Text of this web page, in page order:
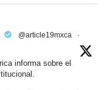
@article19mxca
·
informa sobre el